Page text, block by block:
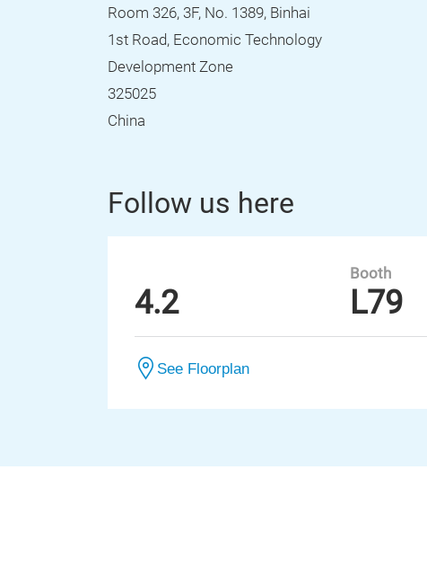
Room 326, 3F, No. 1389, Binhai
1st Road, Economic Technology
Development Zone
325025
China
Follow us here
4.2
Booth
L79
See Floorplan